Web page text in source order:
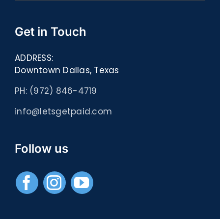
Get in Touch
ADDRESS:
Downtown Dallas, Texas
PH: (972) 846-4719
info@letsgetpaid.com
Follow us